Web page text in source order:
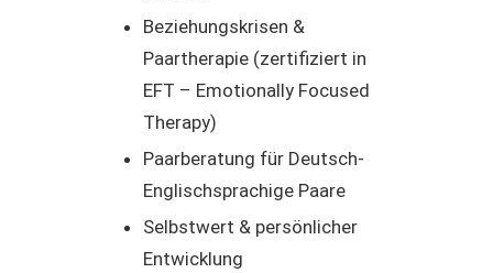
Beziehungskrisen &
Paartherapie (zertifiziert in
EFT – Emotionally Focused
Therapy)
Paarberatung für Deutsch-
Englischsprachige Paare
Selbstwert & persönlicher
Entwicklung